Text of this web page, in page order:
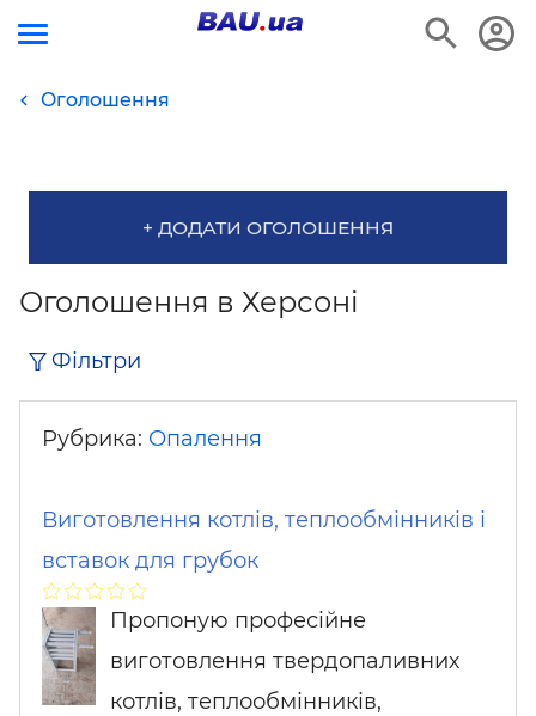
Оголошення
+ ДОДАТИ ОГОЛОШЕННЯ
Оголошення в Херсоні
Фільтри
Рубрика: Опалення
Виготовлення котлів, теплообмінників і
вставок для грубок
Пропоную професійне
виготовлення твердопаливних
котлів, теплообмінників,